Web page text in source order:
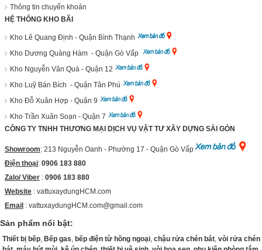
Thông tin chuyển khoản
HỆ THỐNG KHO BÃI
Kho Lê Quang Định - Quận Bình Thạnh
Kho Dương Quảng Hàm - Quận Gò Vấp
Kho Nguyễn Văn Quá - Quận 12
Kho Luỹ Bán Bích - Quận Tân Phú
Kho Đỗ Xuân Hợp - Quận 9
Kho Trần Xuân Soạn - Quận 7
CÔNG TY TNHH THƯƠNG MẠI DỊCH VỤ VẬT TƯ XÂY DỰNG SÀI GÒN
Showroom: 213 Nguyễn Oanh - Phường 17 - Quận Gò Vấp
Điện thoại: 0906 183 880
Zalo/ Viber : 0906 183 880
Website : vattuxaydungHCM.com
Email : vattuxaydungHCM.com@gmail.com
Sản phẩm nổi bật:
Thiết bị bếp, Bếp gas bếp điện từ hồng ngoại, chậu rửa chén bát, vòi rửa chén